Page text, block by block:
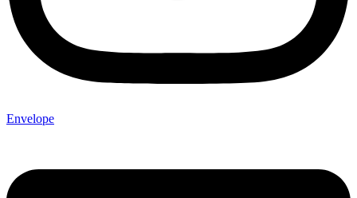
Envelope